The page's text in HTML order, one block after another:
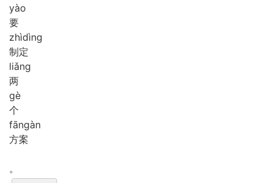
yào
要
zhìdìng
制定
liǎng
两
gè
个
fāngàn
方案
。